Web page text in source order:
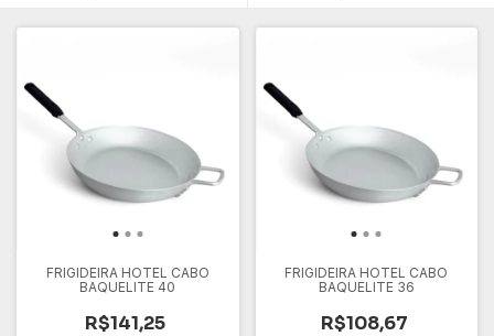
FRIGIDEIRA HOTEL CABO
BAQUELITE 40
R$141,25
FRIGIDEIRA HOTEL CABO
BAQUELITE 36
R$108,67